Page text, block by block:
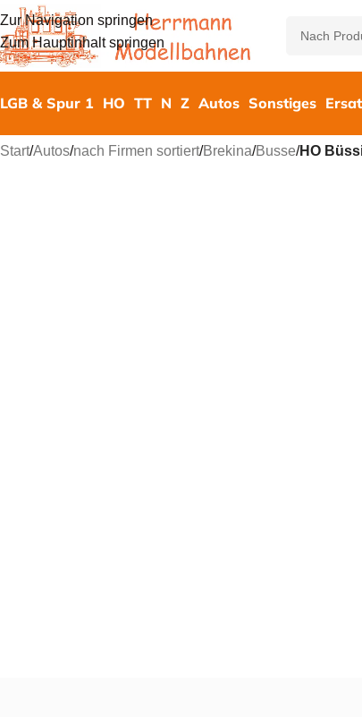
Zur Navigation springen
Zum Hauptinhalt springen
LGB & Spur 1 HO TT N Z Autos Sonstiges
Start/Autos/nach Firmen sortiert/Brekina/Busse/HO